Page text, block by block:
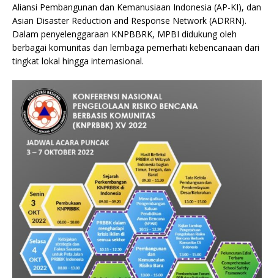
Aliansi Pembangunan dan Kemanusiaan Indonesia (AP-KI), dan
Asian Disaster Reduction and Response Network (ADRRN).
Dalam penyelenggaraan KNPBBRK, MPBI didukung oleh
berbagai komunitas dan lembaga pemerhati kebencanaan dari
tingkat lokal hingga internasional.